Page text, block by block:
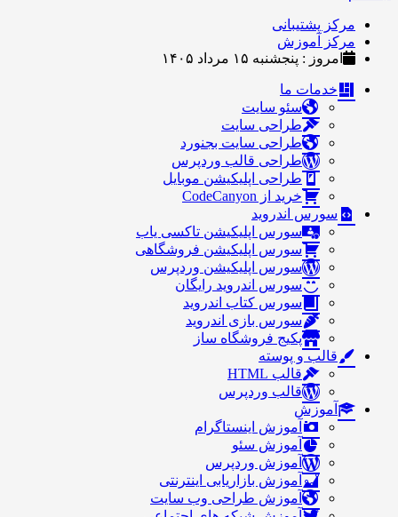
مرکز پشتیبانی
مرکز آموزش
امروز : پنجشنبه ۱۵ مرداد ۱۴۰۵
خدمات ما
سئو سایت
طراحی سایت
طراحی سایت بجنورد
طراحی قالب وردپرس
طراحی اپلیکیشن موبایل
خرید از CodeCanyon
سورس اندروید
سورس اپلیکیشن تاکسی یاب
سورس اپلیکیشن فروشگاهی
سورس اپلیکیشن وردپرس
سورس اندروید رایگان
سورس کتاب اندروید
سورس بازی اندروید
پکیج فروشگاه ساز
قالب و پوسته
قالب HTML
قالب وردپرس
آموزش
آموزش اینستاگرام
آموزش سئو
آموزش وردپرس
آموزش بازاریابی اینترنتی
آموزش طراحی وب سایت